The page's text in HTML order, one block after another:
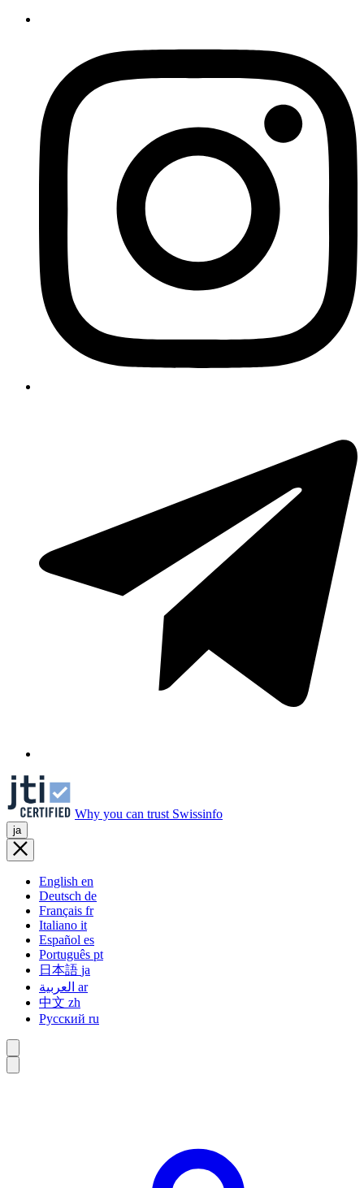
Why you can trust Swissinfo
ja
English en
Deutsch de
Français fr
Italiano it
Español es
Português pt
日本語 ja
ar
中文 zh
Русский ru